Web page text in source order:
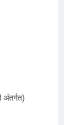
अंतर्गत)